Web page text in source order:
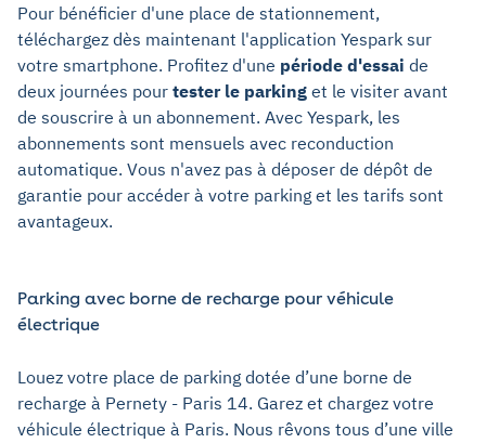
Pour bénéficier d'une place de stationnement,
téléchargez dès maintenant l'application Yespark sur
votre smartphone. Profitez d'une période d'essai de
deux journées pour tester le parking et le visiter avant
de souscrire à un abonnement. Avec Yespark, les
abonnements sont mensuels avec reconduction
automatique. Vous n'avez pas à déposer de dépôt de
garantie pour accéder à votre parking et les tarifs sont
avantageux.
Parking avec borne de recharge pour véhicule
électrique
Louez votre place de parking dotée d’une borne de
recharge à Pernety - Paris 14. Garez et chargez votre
véhicule électrique à Paris. Nous rêvons tous d’une ville